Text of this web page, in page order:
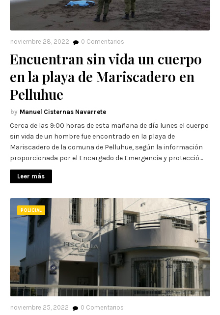
noviembre 28, 2022 0 Comentarios
Encuentran sin vida un cuerpo
en la playa de Mariscadero en
Pelluhue
Manuel Cisternas Navarrete
Cerca de las 9:00 horas de esta mañana de día lunes el cuerpo
sin vida de un hombre fue encontrado en la playa de
Mariscadero de la comuna de Pelluhue, según la información
proporcionada por el Encargado de Emergencia y protecció…
Leer más
POLICIAL
noviembre 25, 2022 0 Comentarios